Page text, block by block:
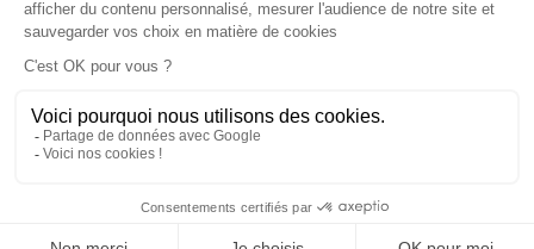
Mentions légales Conditions générales de vente
Politique de protection des données personnelles
Réalisé par l'agence web Novius